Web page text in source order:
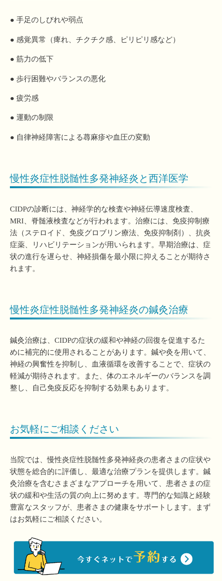
● 手足のしびれや弱点
● 感覚異常（痺れ、チクチク感、ピリピリ感など）
● 筋力の低下
● 歩行困難やバランスの悪化
● 疲労感
● 運動の制限
● 自律神経障害による蕁麻疹や血圧の変動
慢性炎症性脱髄性多発神経炎と西洋医学
CIDPの診断には、神経学的な検査や神経伝導速度検査、
MRI、脊髄液検査などが行われます。治療には、免疫抑制療
法（ステロイド、免疫グロブリン療法、免疫抑制剤）、抗炎
症薬、リハビリテーションが用いられます。早期治療は、症
状の進行を遅らせ、神経損傷を最小限に抑えることが期待さ
れます。
慢性炎症性脱髄性多発神経炎の鍼灸治療
鍼灸治療は、CIDPの症状の緩和や神経の回復を促進するた
めに補完的に使用されることがあります。鍼や灸を用いて、
神経の興奮性を抑制し、血液循環を改善することで、症状の
軽減が期待されます。また、体のエネルギーのバランスを調
整し、自己免疫反応を抑制する効果もあります。
お気軽にご相談ください
当院では、慢性炎症性脱髄性多発神経炎の患者さまの症状や
状態を総合的に評価し、最適な治療プランを提供します。鍼
灸治療を含むさまざまなアプローチを用いて、患者さまの症
状の緩和や生活の質の向上に努めます。専門的な知識と経験
豊富なスタッフが、患者さまの健康をサポートします。まず
はお気軽にご相談ください。